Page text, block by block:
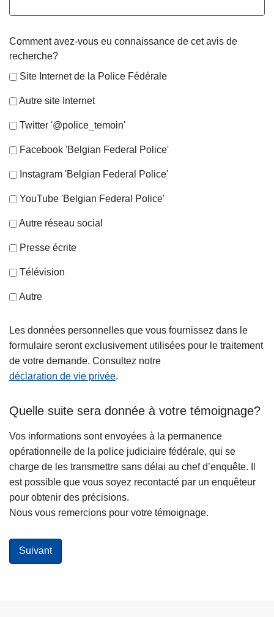
Comment avez-vous eu connaissance de cet avis de
recherche?
Site Internet de la Police Fédérale
Autre site Internet
Twitter '@police_temoin'
Facebook 'Belgian Federal Police'
Instagram 'Belgian Federal Police'
YouTube 'Belgian Federal Police'
Autre réseau social
Presse écrite
Télévision
Autre
Les données personnelles que vous fournissez dans le
formulaire seront exclusivement utilisées pour le traitement
de votre demande. Consultez notre
déclaration de vie privée.
Quelle suite sera donnée à votre témoignage?
Vos informations sont envoyées à la permanence
opérationnelle de la police judiciaire fédérale, qui se
charge de les transmettre sans délai au chef d’enquête. Il
est possible que vous soyez recontacté par un enquêteur
pour obtenir des précisions.
Nous vous remercions pour votre témoignage.